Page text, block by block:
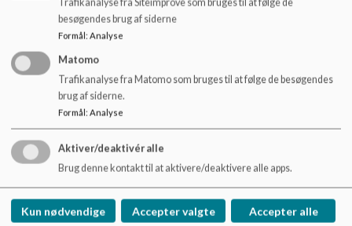
Sundhedsforvaltningen har udarbejdet et
inspirationsmateriale til arbejdet i
skolebestyrelserne (vedhæftet), der tager
Hadbjerg Skoles sundhedspolitik er senest
revideret i 2019. Den lever på langt de fleste
områder op til anbefalingerne i
inspirationsmaterialet, men trænger til en
Trafikanalyse fra Siteimprove som bruges til at følge de
besøgendes brug af siderne
Formål : Analyse
Matomo
Trafikanalyse fra Matomo som bruges til at følge de besøgendes
brug af siderne.
Formål: Analyse
Aktiver/deaktivér alle
Brug denne kontakt til at aktivere/deaktivere alle apps.
Kun nødvendige Accepter valgte Accepter alle